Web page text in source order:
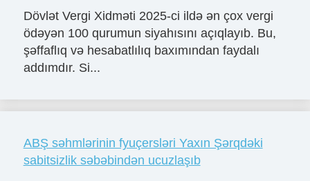
Dövlət Vergi Xidməti 2025-ci ildə ən çox vergi
ödəyən 100 qurumun siyahısını açıqlayıb. Bu,
şəffaflıq və hesabatlılıq baxımından faydalı
addımdır. Si...
ABŞ səhmlərinin fyuçersləri Yaxın Şərqdəki
sabitsizlik səbəbindən ucuzlaşıb